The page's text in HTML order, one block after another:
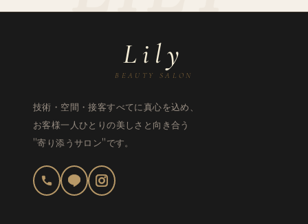
Lily
BEAUTY SALON
技術・空間・接客すべてに真心を込め、
お客様一人ひとりの美しさと向き合う
"寄り添うサロン"です。